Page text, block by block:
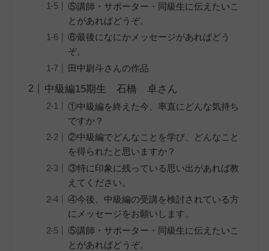
⑤講師・サポーター・同級生に伝えたいこ
とがあればどうぞ。
⑥最後になにかメッセージがあればどう
ぞ。
田中尉斗さんの作品
中級編15期生 石橋 卓さん
①中級編を終えた今、率直にどんな気持ち
ですか？
②中級編でどんなことを学び、どんなこと
を得られたと思いますか？
③特に印象に残っている思い出があれば教
えてください。
④今後、中級編の受講を検討されている方
にメッセージをお願いします。
⑤講師・サポーター・同級生に伝えたいこ
とがあればどうぞ。